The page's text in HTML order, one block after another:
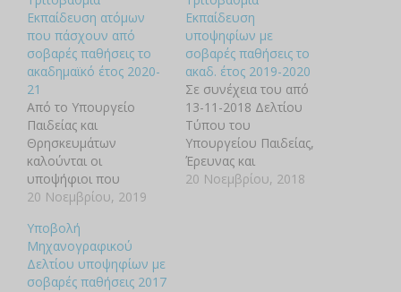
Εκπαίδευση ατόμων
που πάσχουν από
σοβαρές παθήσεις το
ακαδημαϊκό έτος 2020-
21
Από το Υπουργείο
Παιδείας και
Θρησκευμάτων
καλούνται οι
υποψήφιοι που
πάσχουν από σοβαρές
επιθυμούν να
εισαχθούν σε Σχολές ή
Τμήματα της
Τριτοβάθμιας
20 Νοεμβρίου, 2019
Εκπαίδευση
υποψηφίων με
σοβαρές παθήσεις το
ακαδ. έτος 2019-2020
Σε συνέχεια του από
13-11-2018 Δελτίου
Τύπου του
Υπουργείου Παιδείας,
Έρευνας και
Θρησκευμάτων
20 Νοεμβρίου, 2018
Υποβολή
Μηχανογραφικού
Δελτίου υποψηφίων με
σοβαρές παθήσεις 2017